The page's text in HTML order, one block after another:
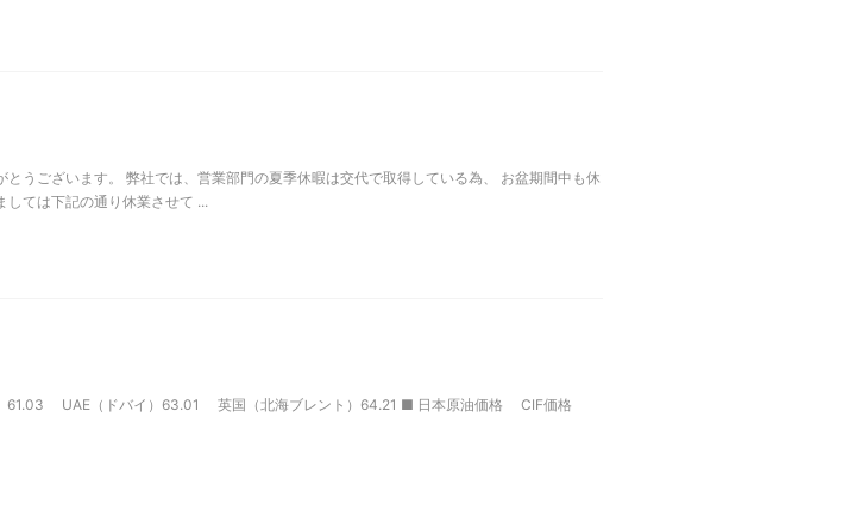
うございます。 弊社では、営業部門の夏季休暇は交代で取得している為、 お盆期間中も休
しては下記の通り休業させて ...
61.03 UAE（ドバイ）63.01 英国（北海ブレント）64.21 ■ 日本原油価格 CIF価格